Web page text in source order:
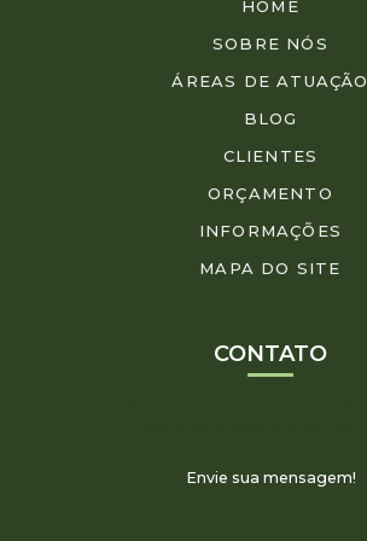
HOME
SOBRE NÓS
ÁREAS DE ATUAÇÃO
BLOG
CLIENTES
ORÇAMENTO
INFORMAÇÕES
MAPA DO SITE
CONTATO
Envie sua mensagem!